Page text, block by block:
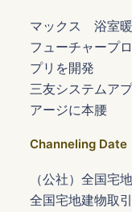
マックス 浴室暖
フューチャープ
プリを開発
三友システムア
アージに本腰
Channeling Date
（公社）全国宅
全国宅地建物取